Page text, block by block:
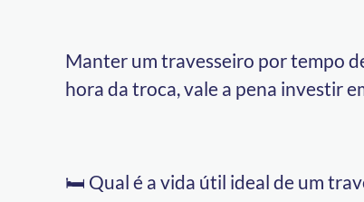
Manter um travesseiro por tempo
hora da troca, vale a pena investir
🛏️ Qual é a vida útil ideal de um